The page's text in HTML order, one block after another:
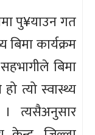
पु¥याउन गत
कार्यक्रम
बिमा
त्यो स्वास्थ्य
त्यसैअनुसार